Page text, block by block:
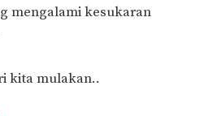
mengalami kesukaran
kita mulakan..